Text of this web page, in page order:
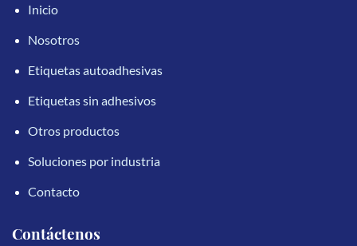
Inicio
Nosotros
Etiquetas autoadhesivas
Etiquetas sin adhesivos
Otros productos
Soluciones por industria
Contacto
Contáctenos